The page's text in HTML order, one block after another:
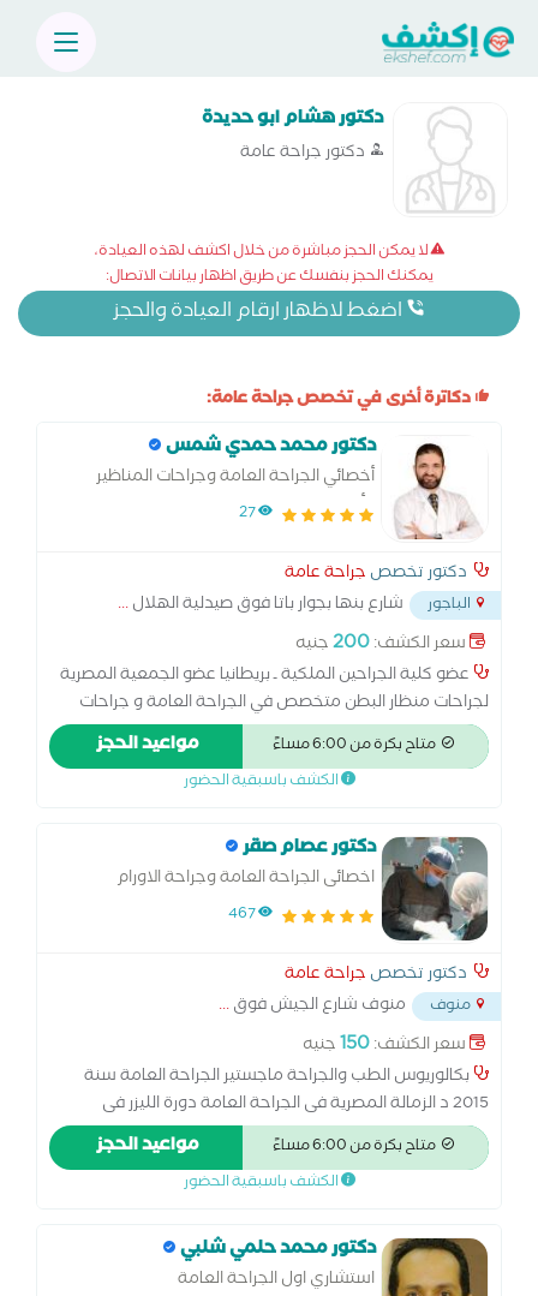
دكتور هشام ابو حديدة
دكتور جراحة عامة
لا يمكن الحجز مباشرة من خلال اكشف لهذه العيادة،
يمكنك الحجز بنفسك عن طريق اظهار بيانات الاتصال:
اضغط لاظهار ارقام العيادة والحجز
دكاترة أخرى في تخصص جراحة عامة:
دكتور محمد حمدي شمس
أخصائي الجراحة العامة وجراحات المناظير
وأورام الثدي و القولون
27
دكتور تخصص جراحة عامة
الباجور شارع بنها بجوار باتا فوق صيدلية الهلال...
سعر الكشف:200جنيه
عضو كلية الجراحين الملكية ـ بريطانيا عضو الجمعية المصرية
لجراحات منظار البطن متخصص في الجراحة العامة و جراحات
المناظير وأورام القولون و الثدي اصلاح الفتق استئصال المرارة و
الزائدة الجراحات التجميلية جراحات السمنة جراحات الشرج بالليزر
متاح بكرة من 6:00 مساءً مواعيد الحجز
الكشف باسبقية الحضور
دكتور عصام صقر
اخصائى الجراحة العامة وجراحة الاورام
والمناظير
467
دكتور تخصص جراحة عامة
منوف منوف شارع الجيش فوق...
سعر الكشف:150جنيه
بكالوريوس الطب والجراحة ماجستير الجراحة العامة سنة
2015 د الزمالة المصرية فى الجراحة العامة دورة الليزر فى
جراحات الشرج والبواسير والناسور دورات فى المناظير الجراحية
متاح بكرة من 6:00 مساءً مواعيد الحجز
الكشف باسبقية الحضور
دكتور محمد حلمي شلبي
استشاري اول الجراحة العامة